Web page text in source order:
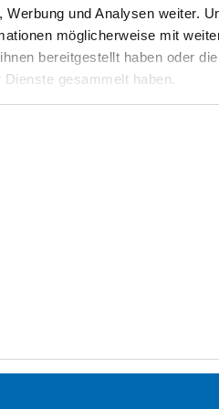
und Analysen weiter.
möglicherweise mit
bereitgestellt haben oder
gesammelt haben.
Renz
Klingeltaster